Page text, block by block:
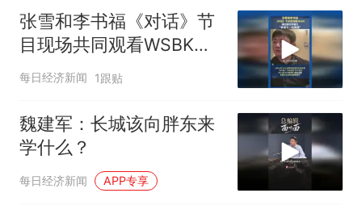
试前13名均遭淘汰？教育局：
已叫停招聘，成立调查组全面
核查
热 十多万人报名的考试，成绩
全部作废，公平么？
张雪和李书福《对话》节
目现场共同观看WSBK，
张雪说争取下一站再赢
每日经济新闻 1跟贴
魏建军：长城该向胖东来
学什么？
每日经济新闻 APP专享